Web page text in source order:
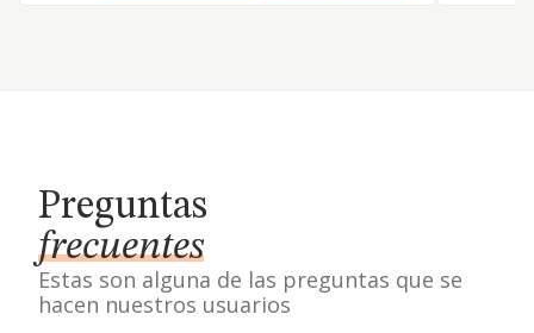
Preguntas
frecuentes
Estas son alguna de las preguntas que se
hacen nuestros usuarios